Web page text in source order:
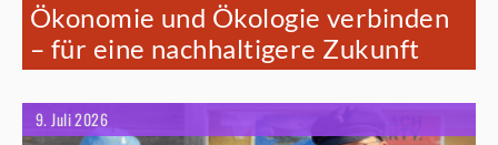
Ökonomie und Ökologie verbinden
– für eine nachhaltigere Zukunft
9. Juli 2026